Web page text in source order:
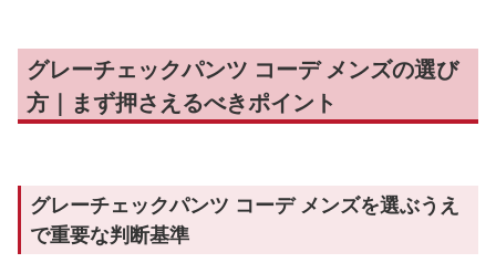
グレーチェックパンツ コーデ メンズの選び
方｜まず押さえるべきポイント
グレーチェックパンツ コーデ メンズを選ぶうえ
で重要な判断基準